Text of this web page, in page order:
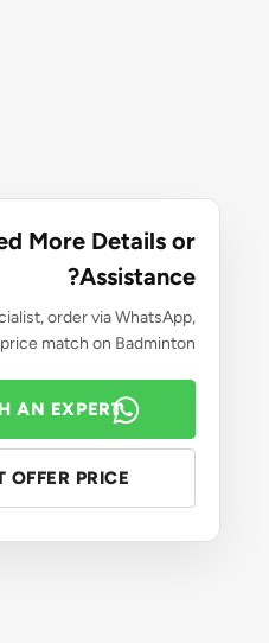
More Details or
Assistance?
order via WhatsApp,
match on Badminton.
AN EXPERT
OFFER PRICE